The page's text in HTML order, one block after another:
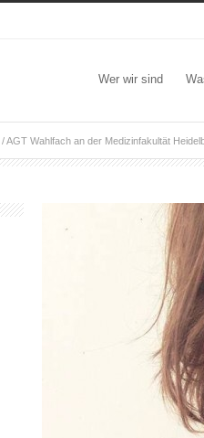
Wer wir sind
/AGT Wahlfach an der Medizinfakultät